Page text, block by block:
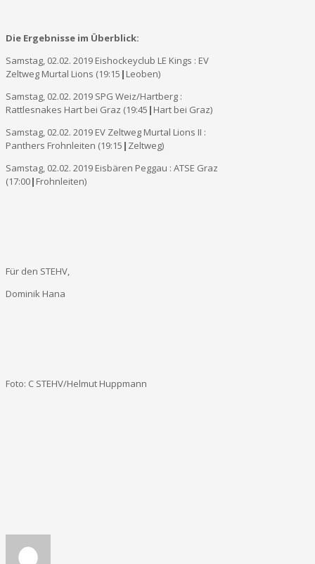
Die Ergebnisse im Überblick:
Samstag, 02.02. 2019 Eishockeyclub LE Kings : EV
Zeltweg Murtal Lions (19:15 | Leoben)
Samstag, 02.02. 2019 SPG Weiz/Hartberg :
Rattlesnakes Hart bei Graz (19:45 | Hart bei Graz)
Samstag, 02.02. 2019 EV Zeltweg Murtal Lions II :
Panthers Frohnleiten (19:15 | Zeltweg)
Samstag, 02.02. 2019 Eisbären Peggau : ATSE Graz
(17:00| Frohnleiten)
Für den STEHV,
Dominik Hana
Foto: C STEHV/Helmut Huppmann